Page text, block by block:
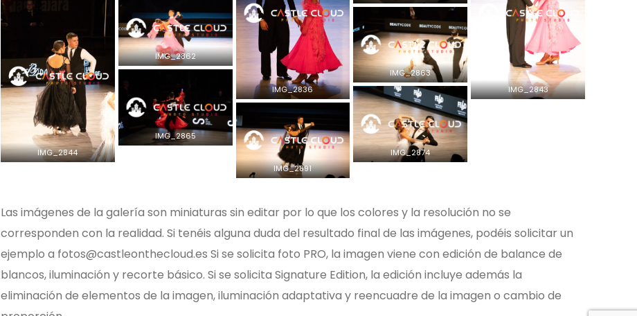
IMG_2836 IMG_2843
IMG_2844
IMG_2862
IMG_2863
IMG_2865
IMG_2874
IMG_2891
Las imágenes de la galería son miniaturas sin editar por lo que los colores y la resolución no se
corresponden con la realidad. Si tenéis alguna duda del resultado final de las imágenes, podéis solicitar un
ejemplo a fotos@castleonthecloud.es Si se solicita foto PRO, la imagen viene con edición de balance de
blancos, iluminación y recorte básico. Si se solicita Signature Edition, la edición incluye además la
eliminación de elementos de la imagen, iluminación adaptativa y reencuadre de la imagen o cambio de